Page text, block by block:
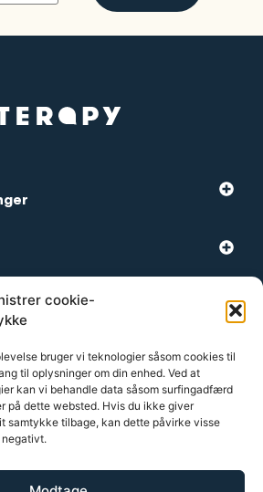
cookie-
bruger vi teknologier såsom cookies til
til oplysninger om din enhed. Ved at
kan vi behandle data såsom surfingadfærd
på dette websted. Hvis du ikke giver
samtykke tilbage, kan dette påvirke visse
2026 Terapy